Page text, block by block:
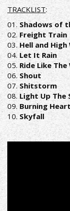
ΤRACKLIST:
01.Shadows of
02. Freight Train
03.Hell and
04. Let It Rain
05.Ride Like The
06. Shout
07.Shitstorm
08.Light Up The
09.Burning
10. Skyfall